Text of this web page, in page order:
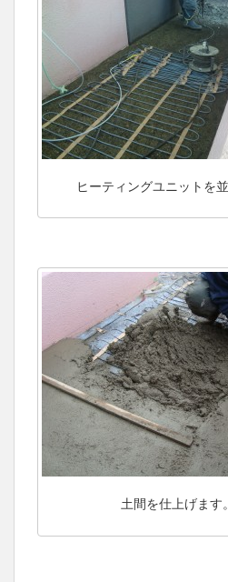
ヒーティングユニットを並
土間を仕上げます。